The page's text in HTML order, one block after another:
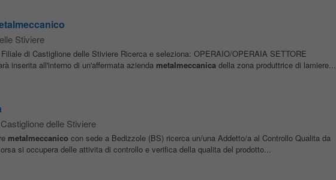
Stiviere
di Castiglione delle Stiviere Ricerca e seleziona: OPERAIO/OPERAIA SETTORE
inserita all'interno di un'affermata azienda metalmeccanicadella zona produttrice di lamiere...
delle Stiviere
metalmeccanicocon sede a Bedizzole (BS) ricerca un/una Addetto/a al Controllo Qualita da
si occupera delle attivita di controllo e verifica della qualita del prodotto...